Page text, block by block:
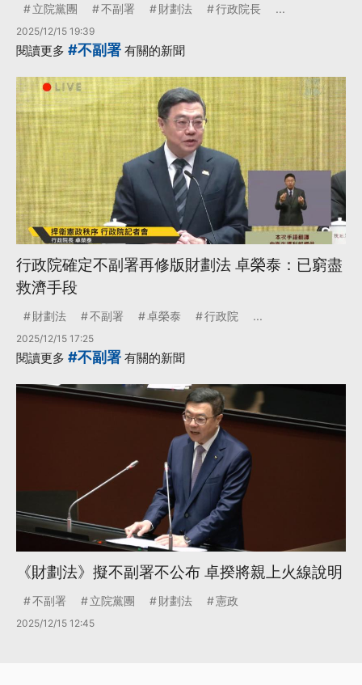
立院黨團 不副署 財劃法 行政院長 ...
2025/12/15 19:39
閱讀更多 #不副署 有關的新聞
行政院確定不副署再修版財劃法 卓榮泰：已窮盡
救濟手段
財劃法 不副署 卓榮泰 行政院 ...
2025/12/15 17:25
閱讀更多 #不副署 有關的新聞
《財劃法》擬不副署不公布 卓揆將親上火線說明
不副署 立院黨團 財劃法 憲政
2025/12/15 12:45